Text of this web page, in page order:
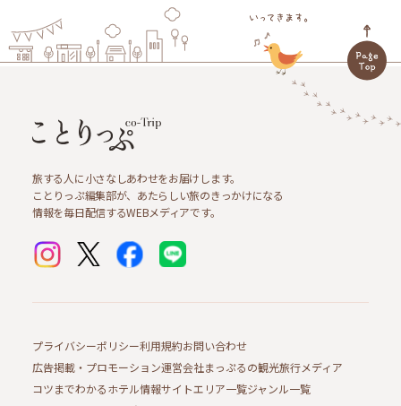
旅する人に小さなしあわせをお届けします。
ことりっぷ編集部が、あたらしい旅のきっかけになる
情報を毎日配信するWEBメディアです。
プライバシーポリシー利用規約お問い合わせ
広告掲載・プロモーション運営会社まっぷるの観光旅行メディア
コツまでわかるホテル情報サイトエリア一覧ジャンル一覧